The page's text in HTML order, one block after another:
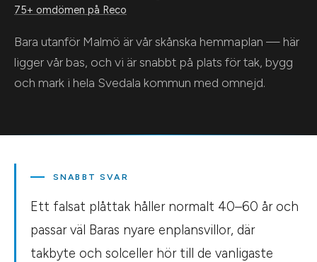
75+ omdömen på Reco
Bara utanför Malmö är vår skånska hemmaplan — här
ligger vår bas, och vi är snabbt på plats för tak, bygg
och mark i hela Svedala kommun med omnejd.
SNABBT SVAR
Ett falsat plåttak håller normalt 40–60 år och
passar väl Baras nyare enplansvillor, där
takbyte och solceller hör till de vanligaste